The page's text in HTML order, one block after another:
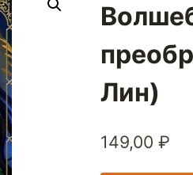
Лин)
149,00 ₽